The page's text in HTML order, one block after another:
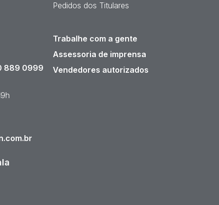
Pedidos dos Titulares
889 0999
Trabalhe com a gente
Assessoria de imprensa
Vendedores autorizados